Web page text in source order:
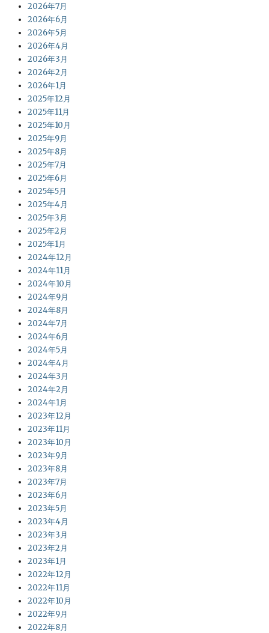
2026年7月
2026年6月
2026年5月
2026年4月
2026年3月
2026年2月
2026年1月
2025年12月
2025年11月
2025年10月
2025年9月
2025年8月
2025年7月
2025年6月
2025年5月
2025年4月
2025年3月
2025年2月
2025年1月
2024年12月
2024年11月
2024年10月
2024年9月
2024年8月
2024年7月
2024年6月
2024年5月
2024年4月
2024年3月
2024年2月
2024年1月
2023年12月
2023年11月
2023年10月
2023年9月
2023年8月
2023年7月
2023年6月
2023年5月
2023年4月
2023年3月
2023年2月
2023年1月
2022年12月
2022年11月
2022年10月
2022年9月
2022年8月